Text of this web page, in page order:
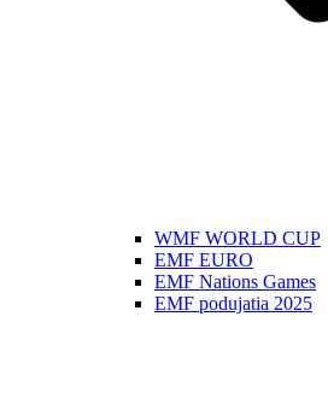
WMF WORLD CUP
EMF EURO
EMF Nations Games
EMF podujatia 2025